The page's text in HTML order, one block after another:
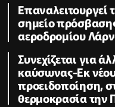
Επαναλειτουργεί
σημείο πρόσβασης
αεροδρομίου
Συνεχίζεται για
καύσωνας-Εκ νέου
προειδοποίηση,
θερμοκρασία την